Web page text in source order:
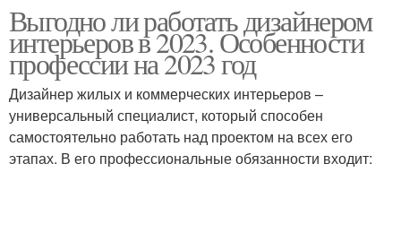
Выгодно ли работать дизайнером
интерьеров в 2023. Особенности
профессии на 2023 год
Дизайнер жилых и коммерческих интерьеров –
универсальный специалист, который способен
самостоятельно работать над проектом на всех его
этапах. В его профессиональные обязанности входит: